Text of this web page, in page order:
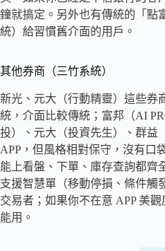
鐘就搞定。另外也有傳統的「點
統）給習慣舊介面的用戶。
其他券商（三竹系統）
新光、元大（行動精靈）這些券
統，介面比較傳統；富邦（AI
投）、元大（投資先生）、群益
APP，但風格相對保守，沒有口
能上看盤、下單、庫存查詢都齊
支援智慧單（移動停損、條件觸
交易者；如果你不在意 APP 美
能用。